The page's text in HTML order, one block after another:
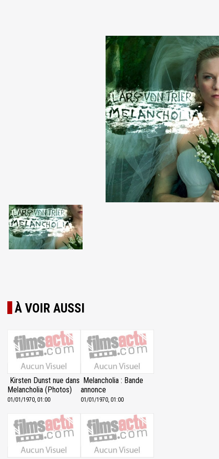
À VOIR AUSSI
Kirsten Dunst nue dans
Melancholia (Photos)
01/01/1970, 01:00
Melancholia : Bande
annonce
01/01/1970, 01:00